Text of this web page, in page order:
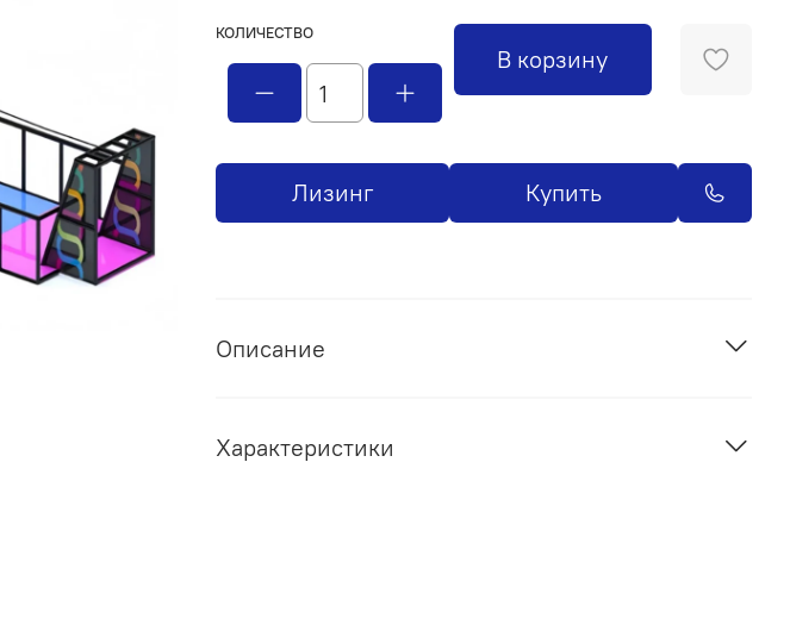
КОЛИЧЕСТВО
В корзину
Лизинг Купить
Описание
Характеристики